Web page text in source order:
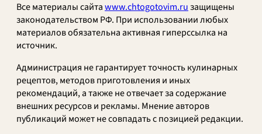
Все материалы сайтаwww.chtogotovim.ruзащищены
законодательством РФ. При использовании любых
материалов обязательна активная гиперссылка на
источник.
Администрация не гарантирует точность кулинарных
рецептов, методов приготовления и иных
рекомендаций, а также не отвечает за содержание
внешних ресурсов и рекламы. Мнение авторов
публикаций может не совпадать с позицией редакции.